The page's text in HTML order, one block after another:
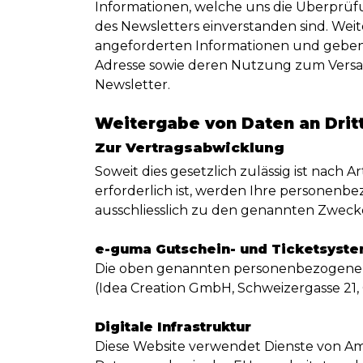
Informationen, welche uns die
des Newsletters einverstanden sind.
angeforderten Informationen und
Adresse sowie deren Nutzung zum
Newsletter.
Weitergabe von Daten an
Zur Vertragsabwicklung
Soweit dies gesetzlich zulässig ist nach
erforderlich ist, werden Ihre
ausschliesslich zu den genannten
e-guma Gutschein- und
Die oben genannten
(Idea Creation GmbH, Schweizergasse
Digitale Infrastruktur
Diese Website verwendet Dienste von